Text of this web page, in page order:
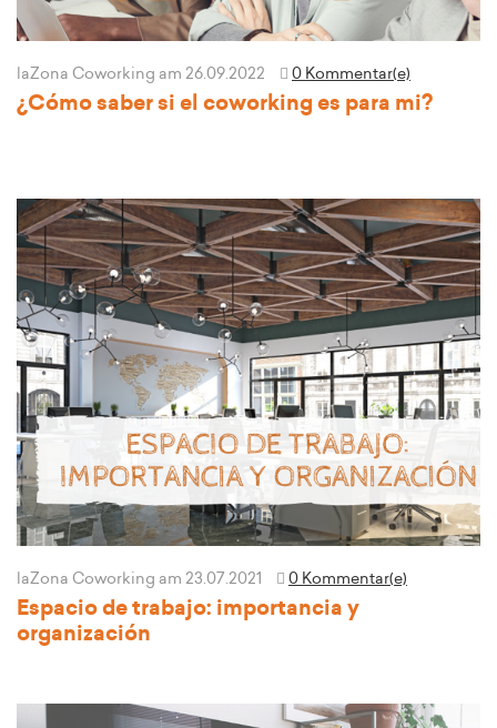
laZona Coworking am 26.09.2022 0 Kommentar(e)
¿Cómo saber si el coworking es para mi?
laZona Coworking am 23.07.2021 0 Kommentar(e)
Espacio de trabajo: importancia y
organización